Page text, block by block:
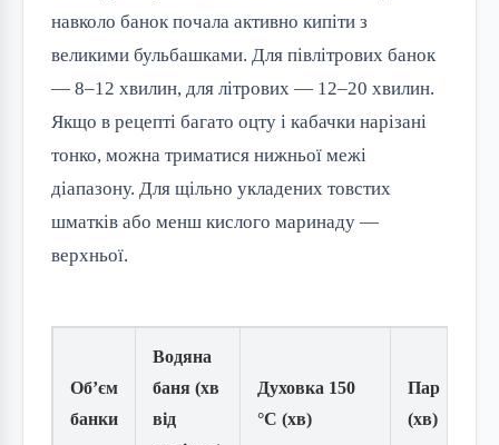
навколо банок почала активно кипіти з
великими бульбашками. Для півлітрових банок
— 8–12 хвилин, для літрових — 12–20 хвилин.
Якщо в рецепті багато оцту і кабачки нарізані
тонко, можна триматися нижньої межі
діапазону. Для щільно укладених товстих
шматків або менш кислого маринаду —
верхньої.
Об’єм
банки
Водяна
баня (хв
від
Духовка 150
°C (хв)
Пар
(хв)